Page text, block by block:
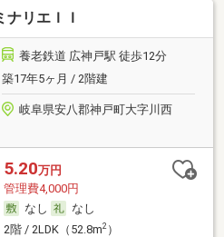
リエＩＩ
養老鉄道 広神戸駅 徒歩12分
築17年5ヶ月 / 2階建
岐阜県安八郡神戸町大字川西
5.20万円
管理費4,000円
なし
なし
2階 / 2LDK（52.8m2）